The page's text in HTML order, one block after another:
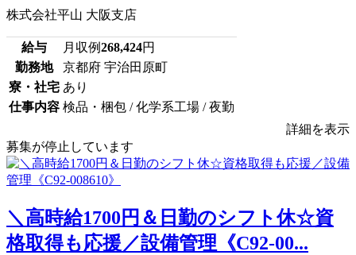
株式会社平山 大阪支店
給与 月収例268,424円
勤務地
京都府 宇治田原町
寮・社宅 あり
仕事内容 検品・梱包 / 化学系工場 / 夜勤
詳細を表示
募集が停止しています
＼高時給1700円＆日勤のシフト休☆資
格取得も応援／設備管理《C92-00...